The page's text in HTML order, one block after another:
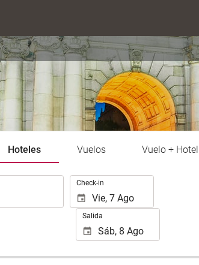
Hoteles Vuelos Vuelo + Hotel
Check-in
Salida